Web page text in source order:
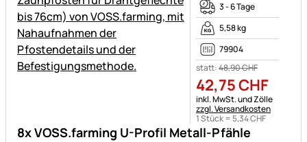
8x VOSS.farming U-Profil Metall-Pfähle
3 - 6 Tage
5,58 kg
79904
statt:48,90CHF
42,75CHF
Steuerhinweis:
inkl. MwSt. und Zölle
zzgl. Versandkosten
1 Stück = 5,34CHF